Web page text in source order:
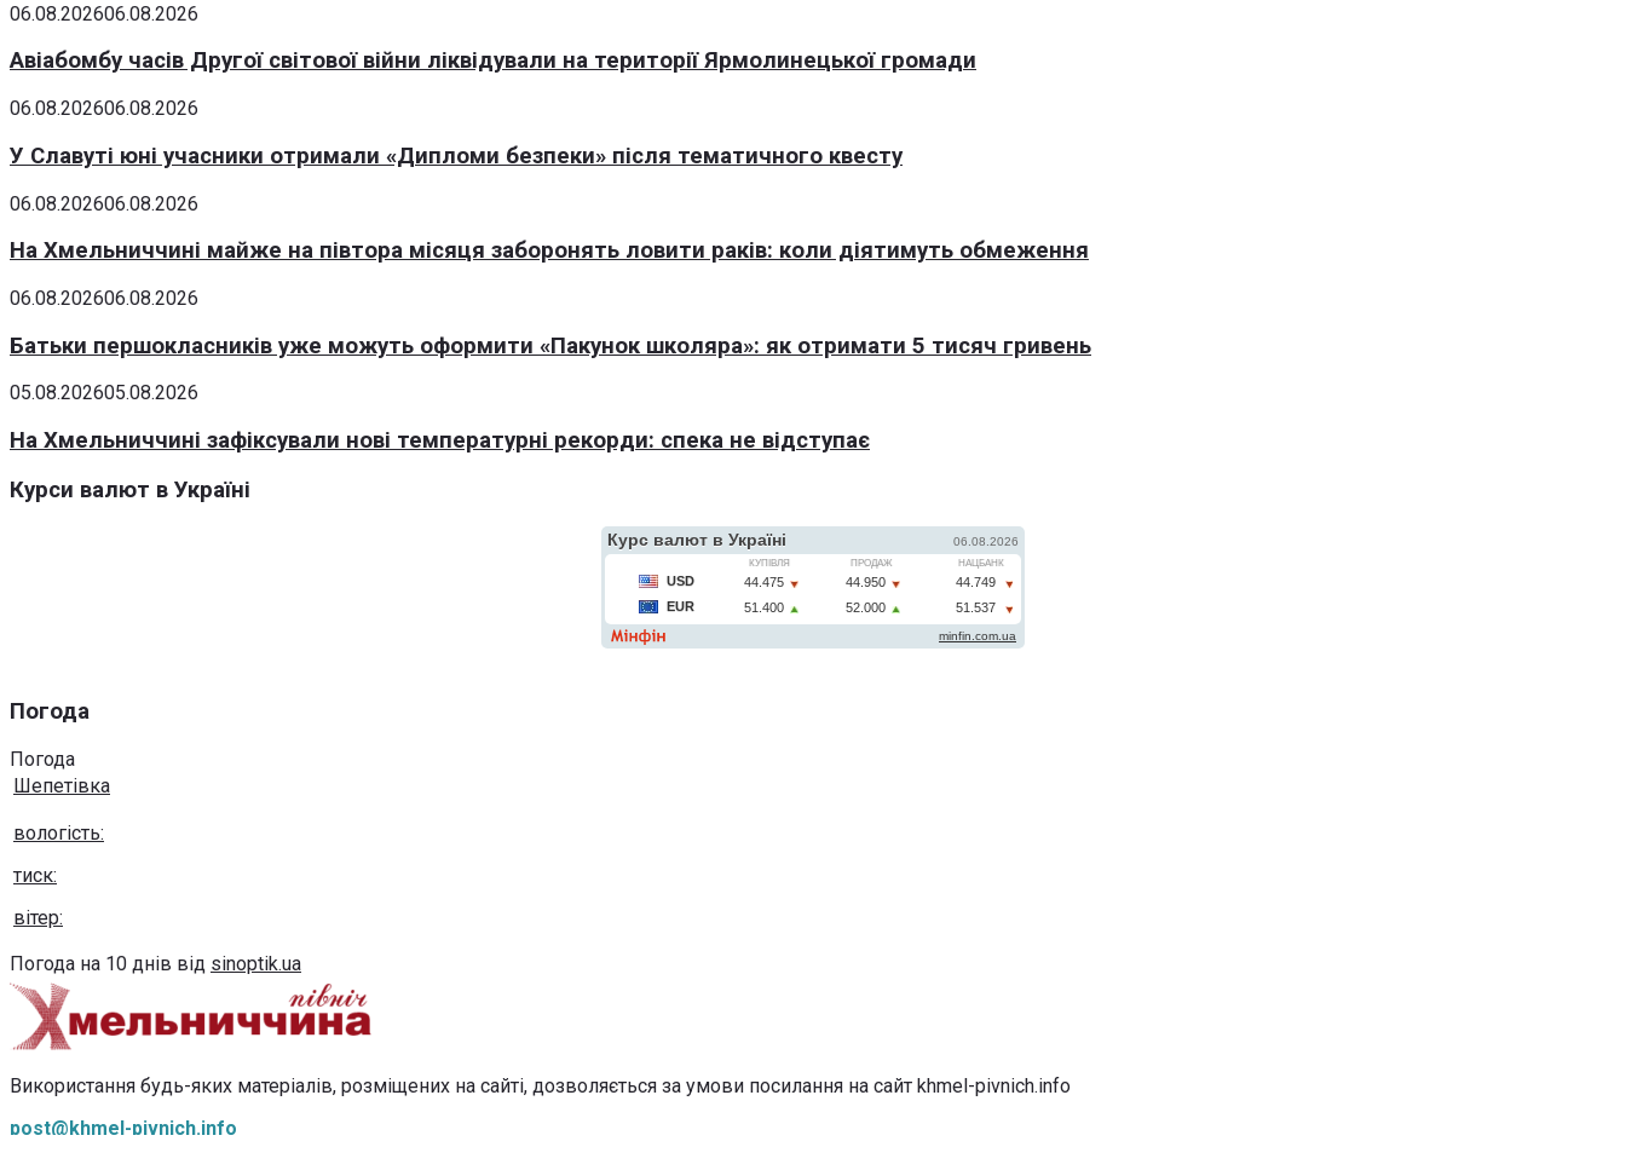
06.08.202606.08.2026
Авіабомбу часів Другої світової війни ліквідували на території Ярмолинецької громади
06.08.202606.08.2026
У Славуті юні учасники отримали «Дипломи безпеки» після тематичного квесту
06.08.202606.08.2026
На Хмельниччині майже на півтора місяця заборонять ловити раків: коли діятимуть обмеження
06.08.202606.08.2026
Батьки першокласників уже можуть оформити «Пакунок школяра»: як отримати 5 тисяч гривень
05.08.202605.08.2026
На Хмельниччині зафіксували нові температурні рекорди: спека не відступає
Курси валют в Україні
Погода
Погода
Шепетівка
вологість:
тиск:
вітер:
Погода на 10 днів від sinoptik.ua
Використання будь-яких матеріалів, розміщених на сайті, дозволяється за умови посилання на сайт khmel-pivnich.info
post@khmel-pivnich.info